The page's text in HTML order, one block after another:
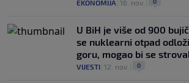
EKONOMIJA 16. nov.
U BiH je više od 900
se nuklearni otpad
goru, mogao bi se
VIJESTI 12. nov. 0